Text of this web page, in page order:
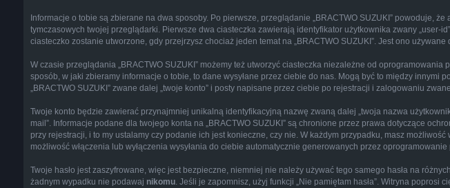
Informacje o tobie są zbierane na dwa sposoby. Po pierwsze, przeglądanie „BRACTWO SUZUKI” powoduje,
tymczasowych twojej przeglądarki. Pierwsze dwa ciasteczka zawierają identyfikator użytkownika zwany
ciasteczko zostanie utworzone, gdy przejrzysz chociaż jeden temat na „BRACTWO SUZUKI”. Jest ono
W czasie przeglądania „BRACTWO SUZUKI” możemy też utworzyć ciasteczka niezależne od
sposób, w jaki zbieramy informacje o tobie, to dane wysyłane przez ciebie do nas. Mogą być to między
„BRACTWO SUZUKI” zwane dalej „twoje konto” i posty napisane przez ciebie po rejestracji i zalogowaniu
Twoje konto będzie zawierać przynajmniej unikalną identyfikacyjną nazwę zwaną dalej „twoja nazwa
mail”. Informacje podane dla twojego konta na „BRACTWO SUZUKI” są chronione przez prawa dotyczące
przy rejestracji, i to my ustalamy czy podanie ich jest konieczne, czy nie. W każdym przypadku, masz
możliwość włączenia lub wyłączenia wysyłania do ciebie automatycznie generowanych przez
Twoje hasło jest zaszyfrowane, więc jest bezpieczne, niemniej nie należy używać tego samego hasła na
żadnym wypadku nie podawaj nikomu. Jeśli je zapomnisz, użyj funkcji „Nie pamiętam hasła”. Witryna